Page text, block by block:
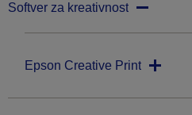
Softver za kreativnost
Epson Creative Print